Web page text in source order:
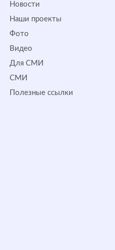
Новости
Наши проекты
Фото
Видео
Для СМИ
СМИ
Полезные ссылки